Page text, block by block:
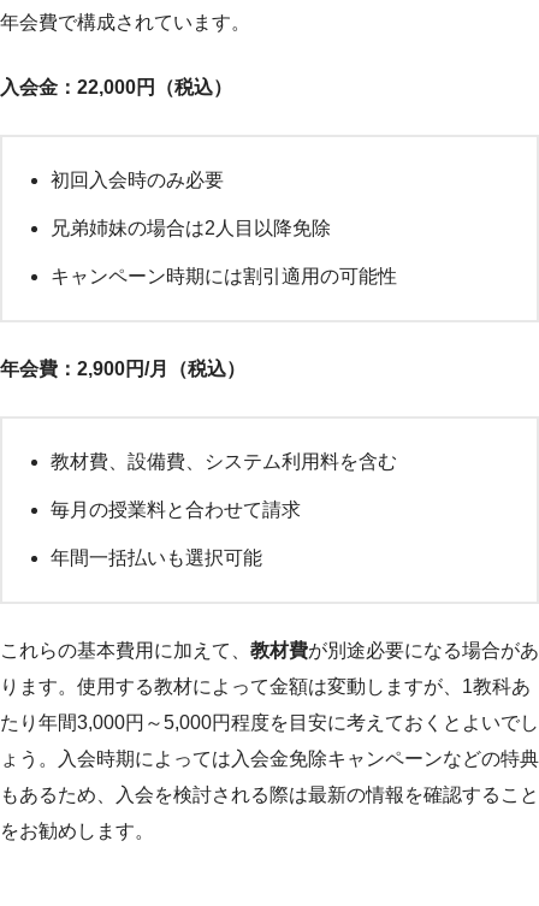
年会費で構成されています。
入会金：22,000円（税込）
初回入会時のみ必要
兄弟姉妹の場合は2人目以降免除
キャンペーン時期には割引適用の可能性
年会費：2,900円/月（税込）
教材費、設備費、システム利用料を含む
毎月の授業料と合わせて請求
年間一括払いも選択可能
これらの基本費用に加えて、 教材費が別途必要になる場合があ
ります。使用する教材によって金額は変動しますが、1教科あ
たり年間3,000円～5,000円程度を目安に考えておくとよいでし
ょう。入会時期によっては入会金免除キャンペーンなどの特典
もあるため、入会を検討される際は最新の情報を確認すること
をお勧めします。